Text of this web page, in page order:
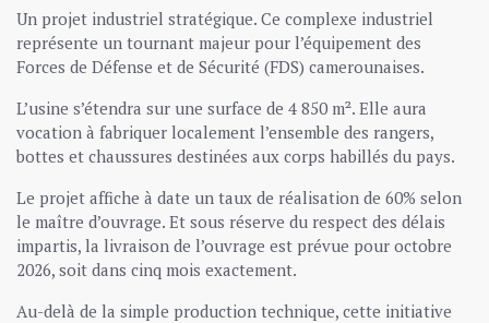
Un projet industriel stratégique. Ce complexe industriel
représente un tournant majeur pour l’équipement des
Forces de Défense et de Sécurité (FDS) camerounaises.
L’usine s’étendra sur une surface de 4 850 m². Elle aura
vocation à fabriquer localement l’ensemble des rangers,
bottes et chaussures destinées aux corps habillés du pays.
Le projet affiche à date un taux de réalisation de 60% selon
le maître d’ouvrage. Et sous réserve du respect des délais
impartis, la livraison de l’ouvrage est prévue pour octobre
2026, soit dans cinq mois exactement.
Au-delà de la simple production technique, cette initiative